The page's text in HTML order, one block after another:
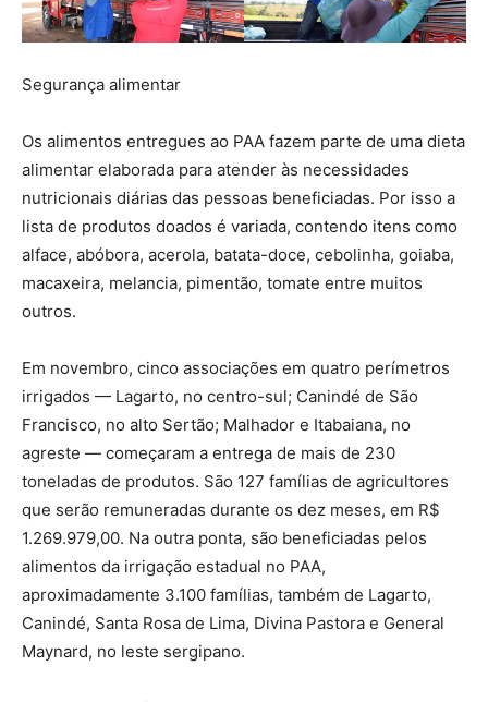
Segurança alimentar
Os alimentos entregues ao PAA fazem parte de uma dieta
alimentar elaborada para atender às necessidades
nutricionais diárias das pessoas beneficiadas. Por isso a
lista de produtos doados é variada, contendo itens como
alface, abóbora, acerola, batata-doce, cebolinha, goiaba,
macaxeira, melancia, pimentão, tomate entre muitos
outros.
Em novembro, cinco associações em quatro perímetros
irrigados — Lagarto, no centro-sul; Canindé de São
Francisco, no alto Sertão; Malhador e Itabaiana, no
agreste — começaram a entrega de mais de 230
toneladas de produtos. São 127 famílias de agricultores
que serão remuneradas durante os dez meses, em R$
1.269.979,00. Na outra ponta, são beneficiadas pelos
alimentos da irrigação estadual no PAA,
aproximadamente 3.100 famílias, também de Lagarto,
Canindé, Santa Rosa de Lima, Divina Pastora e General
Maynard, no leste sergipano.